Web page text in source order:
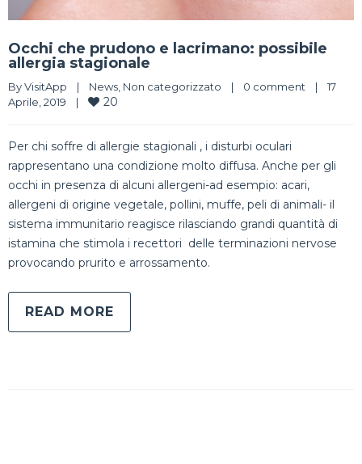
Occhi che prudono e lacrimano: possibile
allergia stagionale
By VisitApp | News Non categorizzato | 0 comment |
17
Aprile, 2019 | 20
Per chi soffre di allergie stagionali , i disturbi oculari
rappresentano una condizione molto diffusa. Anche per gli
occhi in presenza di alcuni allergeni-ad esempio: acari,
allergeni di origine vegetale, pollini, muffe, peli di animali- il
sistema immunitario reagisce rilasciando grandi quantità di
istamina che stimola i recettori delle terminazioni nervose
provocando prurito e arrossamento.
READ MORE